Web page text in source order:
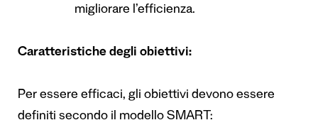
migliorare l’efficienza.
Caratteristiche degli obiettivi:
Per essere efficaci, gli obiettivi devono essere
definiti secondo il modello SMART: